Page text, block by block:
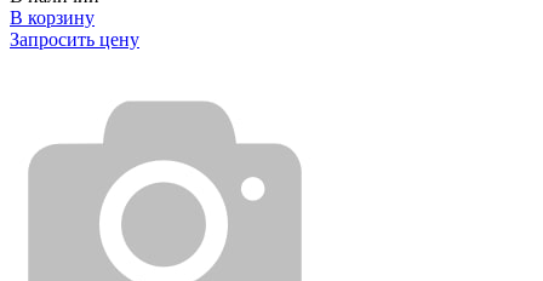
В корзину
Запросить цену